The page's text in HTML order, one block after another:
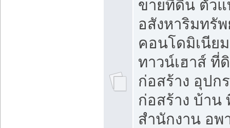
ขายที่ดิน ตัว
อสังหาริมทรั
คอนโดมิเนีย
ทาวน์เฮาส์ ที่
ก่อสร้าง อุปก
ก่อสร้าง บ้าน
สำนักงาน อพ